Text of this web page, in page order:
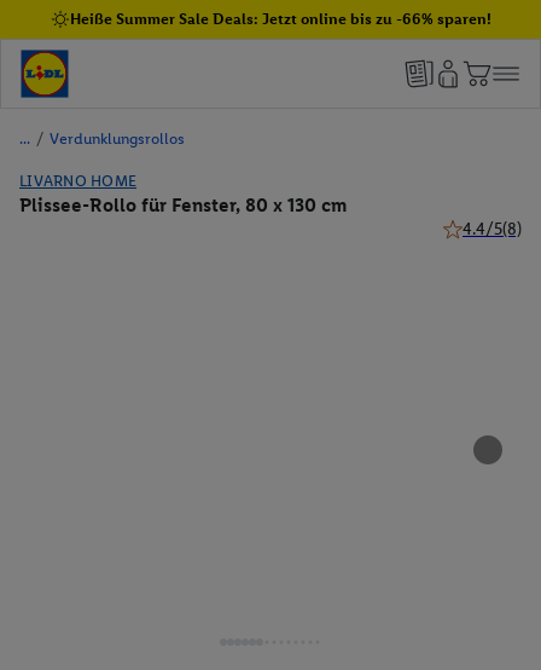
Heiße Summer Sale Deals: Jetzt online bis zu -66% sparen!
/ Verdunklungsrollos
LIVARNO HOME
Plissee-Rollo für Fenster, 80 x 130 cm
4.4/5(8)